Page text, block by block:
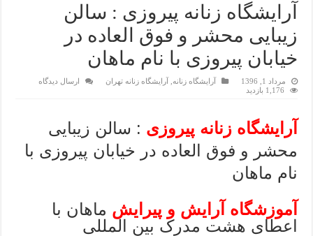
آرایشگاه زنانه پیروزی : سالن
زیبایی محشر و فوق العاده در
خیابان پیروزی با نام ماهان
مرداد 1, 1396 آرایشگاه زنانه ,آرایشگاه زنانه تهران
ارسال دیدگاه
1,176 بازدید
آرایشگاه زنانه پیروزی : سالن زیبایی
محشر و فوق العاده در خیابان پیروزی با
نام ماهان
آموزشگاه آرایش و پیرایش ماهان با
اعطای هشت مدرک بین المللی